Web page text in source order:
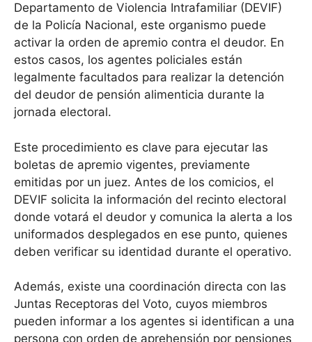
Departamento de Violencia Intrafamiliar (DEVIF)
de la Policía Nacional, este organismo puede
activar la orden de apremio contra el deudor. En
estos casos, los agentes policiales están
legalmente facultados para realizar la detención
del deudor de pensión alimenticia durante la
jornada electoral.
Este procedimiento es clave para ejecutar las
boletas de apremio vigentes, previamente
emitidas por un juez. Antes de los comicios, el
DEVIF solicita la información del recinto electoral
donde votará el deudor y comunica la alerta a los
uniformados desplegados en ese punto, quienes
deben verificar su identidad durante el operativo.
Además, existe una coordinación directa con las
Juntas Receptoras del Voto, cuyos miembros
pueden informar a los agentes si identifican a una
persona con orden de aprehensión por pensiones